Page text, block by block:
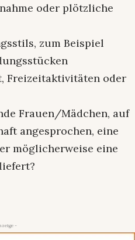
oder plötzliche
zum Beispiel
Freizeitaktivitäten oder
Frauen/Mädchen, auf
angesprochen, eine
möglicherweise eine
-